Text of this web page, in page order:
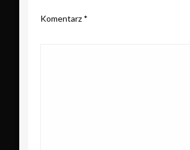
Komentarz *